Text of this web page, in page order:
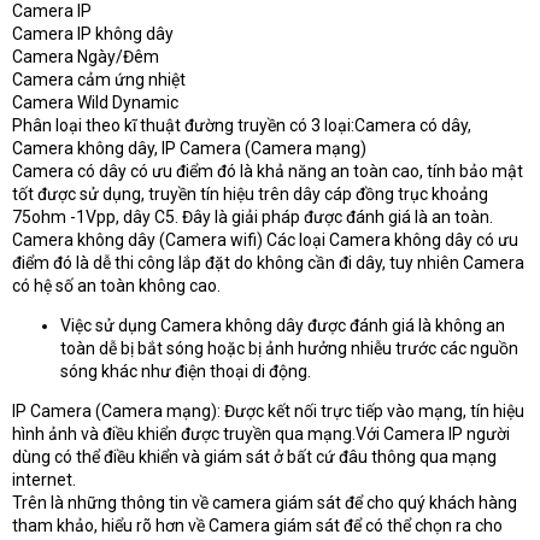
Camera IP
Camera IP không dây
Camera Ngày/Đêm
Camera cảm ứng nhiệt
Camera Wild Dynamic
Phân loại theo kĩ thuật đường truyền có 3 loại:Camera có dây,
Camera không dây, IP Camera (Camera mạng)
Camera có dây có ưu điểm đó là khả năng an toàn cao, tính bảo mật
tốt được sử dụng, truyền tín hiệu trên dây cáp đồng trục khoảng
75ohm -1Vpp, dây C5. Đây là giải pháp được đánh giá là an toàn.
Camera không dây (Camera wifi) Các loại Camera không dây có ưu
điểm đó là dễ thi công lắp đặt do không cần đi dây, tuy nhiên Camera
có hệ số an toàn không cao.
Việc sử dụng Camera không dây được đánh giá là không an
toàn dễ bị bắt sóng hoặc bị ảnh hưởng nhiễu trước các nguồn
sóng khác như điện thoại di động.
IP Camera (Camera mạng): Được kết nối trực tiếp vào mạng, tín hiệu
hình ảnh và điều khiển được truyền qua mạng.Với Camera IP người
dùng có thể điều khiển và giám sát ở bất cứ đâu thông qua mạng
internet.
Trên là những thông tin về camera giám sát để cho quý khách hàng
tham khảo, hiểu rõ hơn về Camera giám sát để có thể chọn ra cho